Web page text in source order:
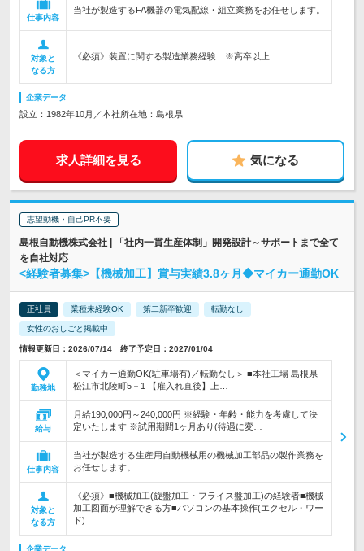
仕事内容
当社が製造するFA機器の電気配線・組立業務をお任せします。
対象と
なる方
《必須》装置に関する製造業務経験 ※高卒以上
企業データ
設立：1982年10月／本社所在地：島根県
求人詳細を見る 気になる
志望動機・自己PR不要
島根自動機株式会社 | 「社内一貫生産体制」開発設計～サポートまで全て
を自社対応
<経験者募集>【機械加工】賞与実績3.8ヶ月◆マイカー通勤OK
正社員 業種未経験OK 第二新卒歓迎 転勤なし
女性のおしごと掲載中
情報更新日：2026/07/14 終了予定日：2027/01/04
勤務地
＜マイカー通勤OK(駐車場有)／転勤なし＞ ■本社工場 島根県
松江市北陵町5－1 【雇入れ直後】上…
給与
月給190,000円～240,000円 ※経験・年齢・能力を考慮して決
定いたします ※試用期間1ヶ月あり(待遇に変…
仕事内容
当社が製造する生産用自動機械用の機械加工部品の製作業務を
お任せします。
対象と
なる方
《必須》■機械加工(旋盤加工・フライス盤加工)の経験者■機械
加工図面が理解できる方■パソコンの基本操作(エクセル・ワー
ド)
企業データ